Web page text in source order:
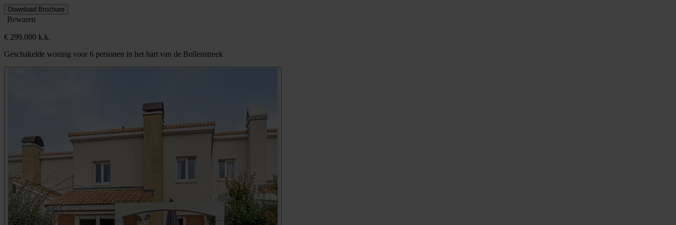
Download Brochure
Bewaren
€ 299.000 k.k.
Geschakelde woning voor 6 personen in het hart van de Bollenstreek